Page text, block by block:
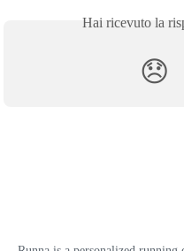
Hai ricevuto la
😞